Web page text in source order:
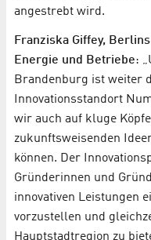
angestrebt wird.
Franziska Giffey,
Energie und Betriebe:
Brandenburg ist weiter
Innovationsstandort
wir auch auf kluge
zukunftsweisenden
können. Der
Gründerinnen und
innovativen Leistungen
vorzustellen und
Hauptstadtregion zu